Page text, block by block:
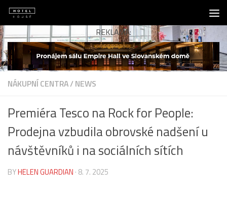
Skip to content
REKLAMA:
NÁKUPNÍ CENTRA/NEWS
Premiéra Tesco na Rock for People:
Prodejna vzbudila obrovské nadšení u
návštěvníků i na sociálních sítích
BYHELEN GUARDIAN · 8. 7. 2025